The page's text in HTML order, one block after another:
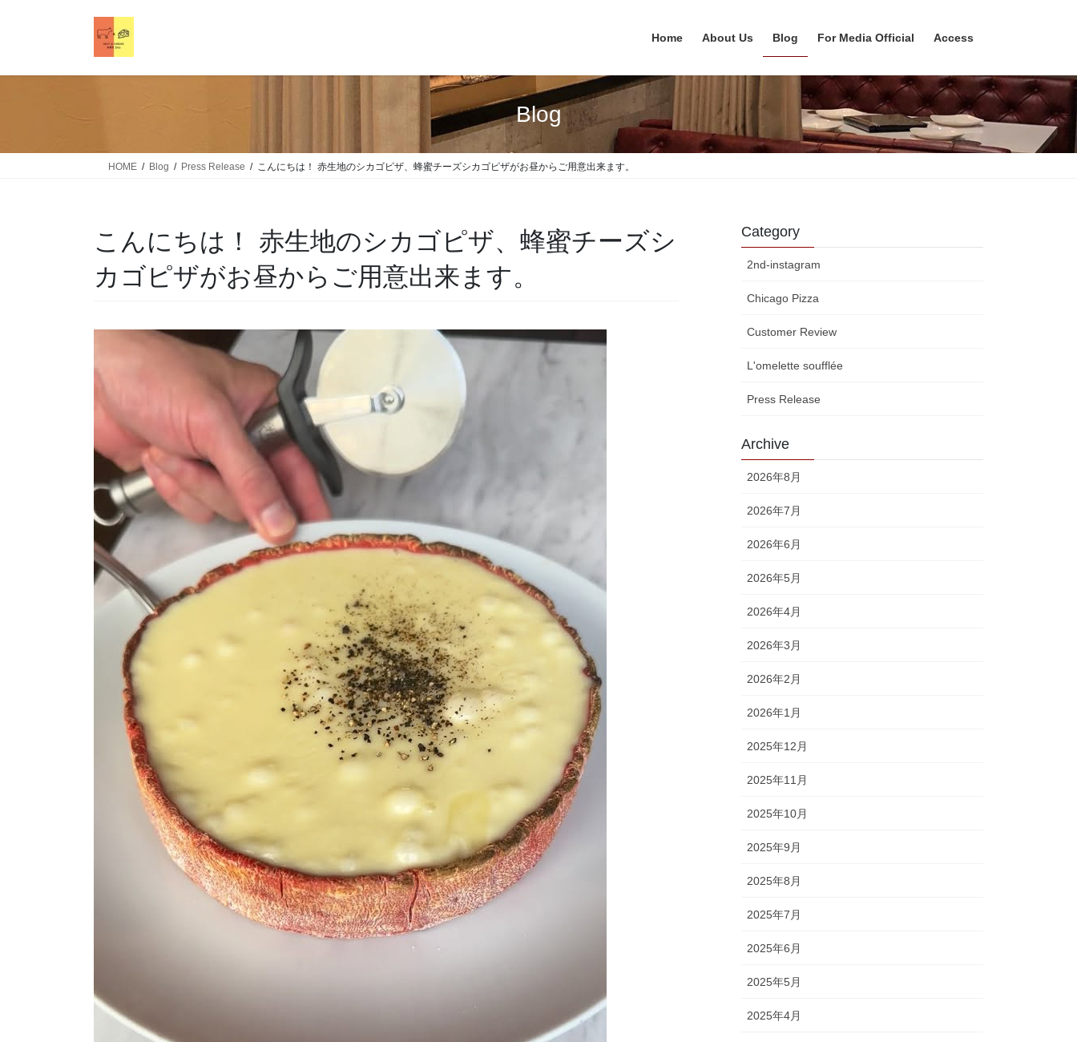
Home About Us Blog For Media Official Access
Blog
HOME Blog Press Release こんにちは！ 赤生地のシカゴピザ、蜂蜜チーズシカゴピザがお昼からご用意出来ます。
こんにちは！ 赤生地のシカゴピザ、蜂蜜チーズシ
カゴピザがお昼からご用意出来ます。
Category
2nd-instagram
Chicago Pizza
Customer Review
L'omelette soufflée
Press Release
Archive
2026年8月
2026年7月
2026年6月
2026年5月
2026年4月
2026年3月
2026年2月
2026年1月
2025年12月
2025年11月
2025年10月
2025年9月
2025年8月
2025年7月
2025年6月
2025年5月
2025年4月